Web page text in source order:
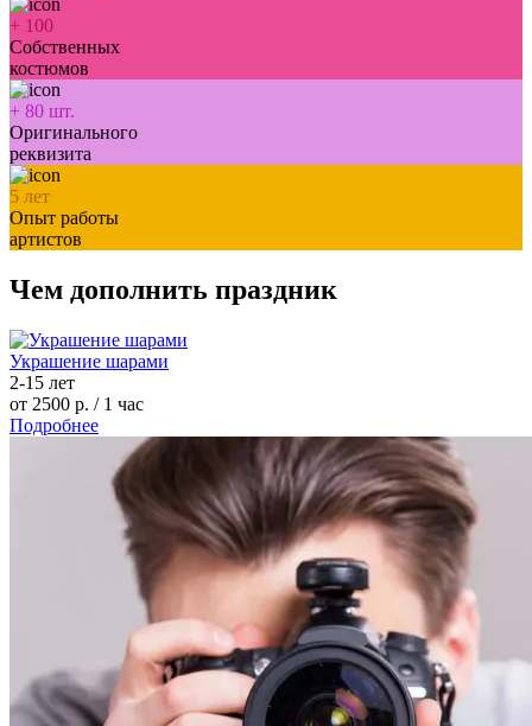
+ 100
Собственных
костюмов
+ 80 шт.
Оригинального
реквизита
5 лет
Опыт работы
артистов
Чем дополнить праздник
Украшение шарами
2-15 лет
от 2500 р. / 1 час
Подробнее